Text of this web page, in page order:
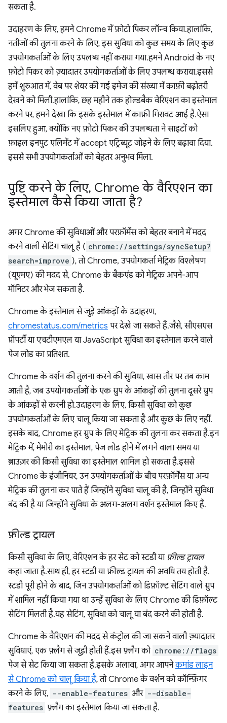
सकता है.
उदाहरण के लिए, हमने Chrome में फ़ोटो पिकर लॉन्च किया. हालांकि,
नतीजों की तुलना करने के लिए, इस सुविधा को कुछ समय के लिए कुछ
उपयोगकर्ताओं के लिए उपलब्ध नहीं कराया गया. हमने Android के नए
फ़ोटो पिकर को ज़्यादातर उपयोगकर्ताओं के लिए उपलब्ध कराया. इससे
हमें शुरुआत में, वेब पर शेयर की गई इमेज की संख्या में काफ़ी बढ़ोतरी
देखने को मिली. हालांकि, छह महीने तक होल्डबैक वेरिएशन का इस्तेमाल
करने पर, हमने देखा कि इसके इस्तेमाल में काफ़ी गिरावट आई है. ऐसा
इसलिए हुआ, क्योंकि नए फ़ोटो पिकर की उपलब्धता ने साइटों को
फ़ाइल इनपुट एलिमेंट में accept एट्रिब्यूट जोड़ने के लिए बढ़ावा दिया.
इससे सभी उपयोगकर्ताओं को बेहतर अनुभव मिला.
पुष्टि करने के लिए, Chrome के वैरिएशन का
इस्तेमाल कैसे किया जाता है?
अगर Chrome की सुविधाओं और परफ़ॉर्मेंस को बेहतर बनाने में मदद
करने वाली सेटिंग चालू है ( chrome://settings/syncSetup?
search=improve ), तो Chrome, उपयोगकर्ता मेट्रिक विश्लेषण
(यूएमए) की मदद से, Chrome के बैकएंड को मेट्रिक अपने-आप
मॉनिटर और भेज सकता है.
Chrome के इस्तेमाल से जुड़े आंकड़ों के उदाहरण,
chromestatus.com/metrics पर देखे जा सकते हैं. जैसे, सीएसएस
प्रॉपर्टी या एचटीएमएल या JavaScript सुविधा का इस्तेमाल करने वाले
पेज लोड का प्रतिशत.
Chrome के वर्शन की तुलना करने की सुविधा, खास तौर पर तब काम
आती है, जब उपयोगकर्ताओं के एक ग्रुप के आंकड़ों की तुलना दूसरे ग्रुप
के आंकड़ों से करनी हो. उदाहरण के लिए, किसी सुविधा को कुछ
उपयोगकर्ताओं के लिए चालू किया जा सकता है और कुछ के लिए नहीं.
इसके बाद, Chrome हर ग्रुप के लिए मेट्रिक की तुलना कर सकता है. इन
मेट्रिक में, मेमोरी का इस्तेमाल, पेज लोड होने में लगने वाला समय या
ब्राउज़र की किसी सुविधा का इस्तेमाल शामिल हो सकता है. इससे
Chrome के इंजीनियर, उन उपयोगकर्ताओं के बीच परफ़ॉर्मेंस या अन्य
मेट्रिक की तुलना कर पाते हैं जिन्होंने सुविधा चालू की है, जिन्होंने सुविधा
बंद की है या जिन्होंने सुविधा के अलग-अलग वर्शन इस्तेमाल किए हैं.
फ़ील्ड ट्रायल
किसी सुविधा के लिए, वेरिएशन के हर सेट को स्टडी या फ़ील्ड ट्रायल
कहा जाता है. साथ ही, हर स्टडी या फ़ील्ड ट्रायल की अवधि तय होती है.
स्टडी पूरी होने के बाद, जिन उपयोगकर्ताओं को डिफ़ॉल्ट सेटिंग वाले ग्रुप
में शामिल नहीं किया गया था उन्हें सुविधा के लिए Chrome की डिफ़ॉल्ट
सेटिंग मिलती है. यह सेटिंग, सुविधा को चालू या बंद करने की होती है.
Chrome के वैरिएशन की मदद से कंट्रोल की जा सकने वाली ज़्यादातर
सुविधाएं, एक फ़्लैग से जुड़ी होती हैं. इस फ़्लैग को chrome://flags
पेज से सेट किया जा सकता है. इसके अलावा, अगर आपनेकमांड लाइन
से Chrome को चालू किया है, तो Chrome के वर्शन को कॉन्फ़िगर
करने के लिए, --enable-features और --disable-
features फ़्लैग का इस्तेमाल किया जा सकता है.